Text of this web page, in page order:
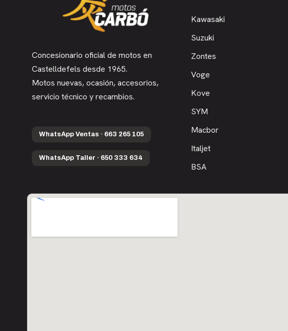
Concesionario oficial de motos en
Castelldefels desde 1965.
Motos nuevas, ocasión, accesorios,
servicio técnico y recambios.
WhatsApp Ventas · 663 265 105
WhatsApp Taller · 650 333 634
Kawasaki
Suzuki
Zontes
Voge
Kove
SYM
Macbor
Italjet
BSA